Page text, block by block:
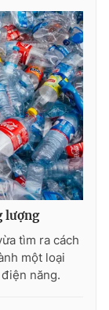
lượng
tìm ra cách
một loại
năng.